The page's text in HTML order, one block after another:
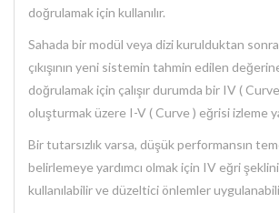
doğrulamak için kullanılır.
Sahada bir modül veya dizi kurulduktan
çıkışının yeni sistemin tahmin edilen
doğrulamak için çalışır durumda bir IV (
oluşturmak üzere I-V ( Curve ) eğrisi izleme
Bir tutarsızlık varsa, düşük performansın
belirlemeye yardımcı olmak için IV eğri
kullanılabilir ve düzeltici önlemler